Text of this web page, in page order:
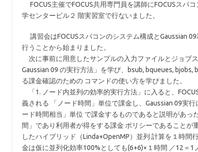
FOCUS主催でFOCUS共用専門員を講師にFOCUSスパ
学センタービル２ 階実習室で行ないました。
講習会はFOCUSスパコンのシステム構成とGaussian
行うことから始まりました。
次に事前に用意したサンプルの入力ファイルとジョブ
Gaussian 09 の実行方法」を学び、bsub, bqueues,
る課金確認のための コマンドの使い方を学びました。
「1. ノード内並列の効率的実行方法」に入ると、
義される 「ノード時間」単位で課金し、Gaussian 09実
ード時間相当」単位 で課金するものであると説明があ
間」であり利用者が得をする課金 ポリシーであること
したハイブリッド（Linda+OpenMP）並列 計算を１時間
金は仮に並列化効率100%としても(6+6)×１時間 ／12＝